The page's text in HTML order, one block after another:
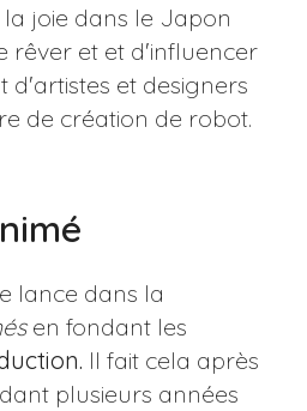
joie dans le Japon
rêver et et d'influencer
et designers
de création de robot.
lance dans la
en fondant les
Il fait cela après
plusieurs années